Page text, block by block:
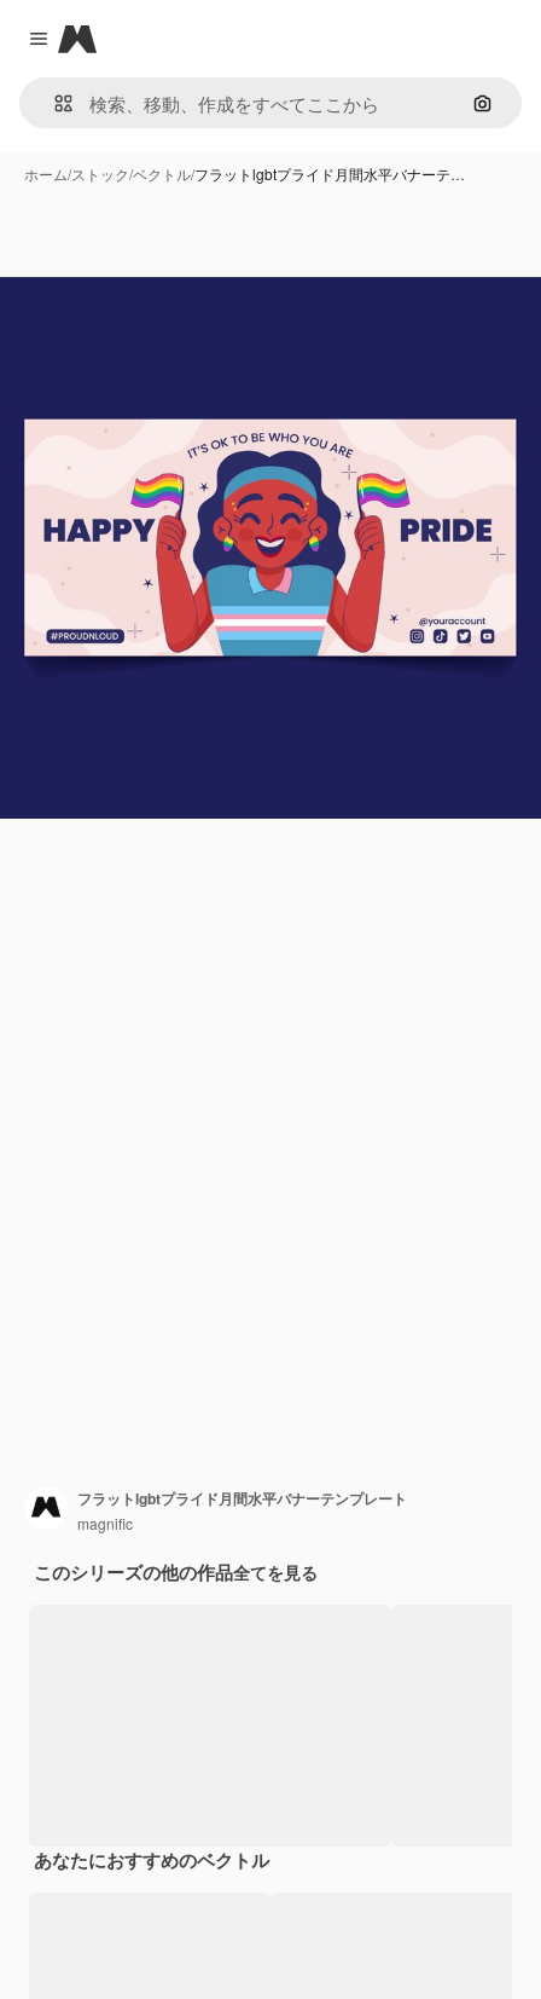
Close menu
Magnific
画像で
ホーム/ストック/ベクトル/フラットlgbtプライド月間水平バナーテ…
フラットlgbtプライド月間水平バナーテンプレート
magnific
このシリーズの他の作品全てを見る
あなたにおすすめのベクトル